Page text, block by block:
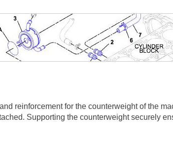
reinforcement for the counterweight of the
Supporting the counterweight securely